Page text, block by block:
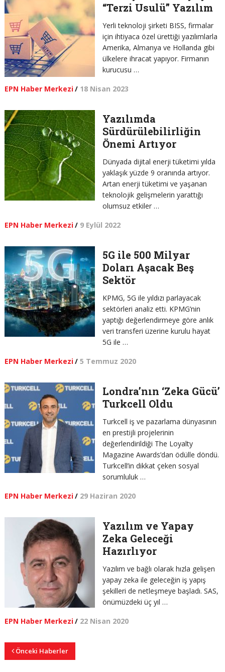
“Terzi Usulü” Yazılım
Yerli teknoloji şirketi BISS, firmalar
için ihtiyaca özel ürettiği yazılımlarla
Amerika, Almanya ve Hollanda gibi
ülkelere ihracat yapıyor. Firmanın
kurucusu …
EPN Haber Merkezi/ 18 Nisan 2023
Yazılımda
Sürdürülebilirliğin
Önemi Artıyor
Dünyada dijital enerji tüketimi yılda
yaklaşık yüzde 9 oranında artıyor.
Artan enerji tüketimi ve yaşanan
teknolojik gelişmelerin yarattığı
olumsuz etkiler …
EPN Haber Merkezi/ 9 Eylül 2022
5G ile 500 Milyar
Doları Aşacak Beş
Sektör
KPMG, 5G ile yıldızı parlayacak
sektörleri analiz etti. KPMG’nin
yaptığı değerlendirmeye göre anlık
veri transferi üzerine kurulu hayat
5G ile …
EPN Haber Merkezi/ 5 Temmuz 2020
Londra’nın ‘Zeka Gücü’
Turkcell Oldu
Turkcell iş ve pazarlama dünyasının
en prestijli projelerinin
değerlendirildiği The Loyalty
Magazine Awards’dan ödülle döndü.
Turkcell’in dikkat çeken sosyal
sorumluluk …
EPN Haber Merkezi/ 29 Haziran 2020
Yazılım ve Yapay
Zeka Geleceği
Hazırlıyor
Yazılım ve bağlı olarak hızla gelişen
yapay zeka ile geleceğin iş yapış
şekilleri de netleşmeye başladı. SAS,
önümüzdeki üç yıl …
EPN Haber Merkezi/ 22 Nisan 2020
Önceki Haberler